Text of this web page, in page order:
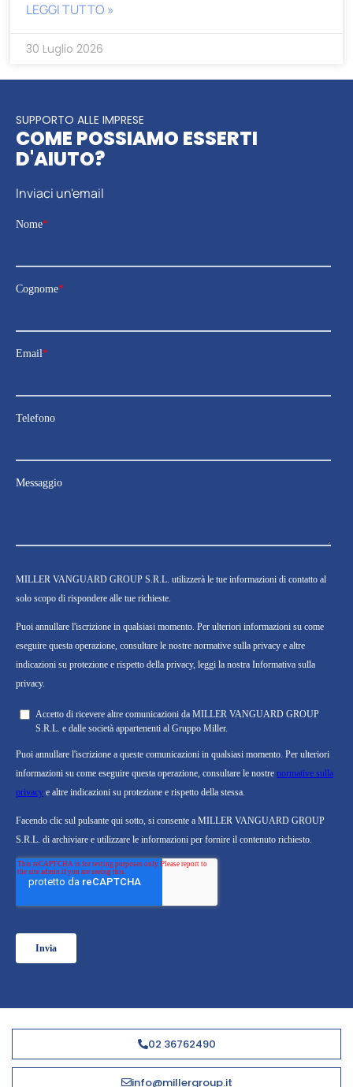
LEGGI TUTTO »
30 Luglio 2026
SUPPORTO ALLE IMPRESE
COME POSSIAMO ESSERTI
D'AIUTO?
Inviaci un'email
02 36762490
info@millergroup.it